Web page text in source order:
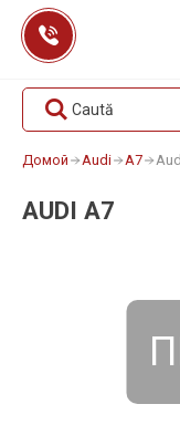
Перейти
содержанию
Caută
Домой Audi A7
AUDI A7